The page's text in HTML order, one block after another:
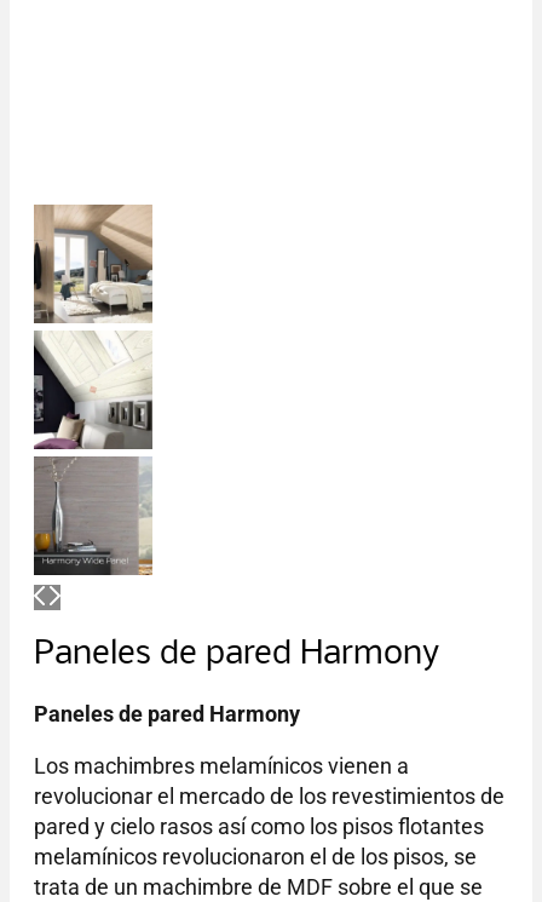
Paneles de pared Harmony
Paneles de pared Harmony
Los machimbres melamínicos vienen a
revolucionar el mercado de los revestimientos de
pared y cielo rasos así como los pisos flotantes
melamínicos revolucionaron el de los pisos, se
trata de un machimbre de MDF sobre el que se